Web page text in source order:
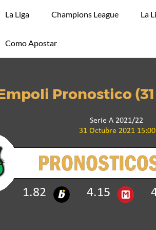
La Liga Champions League La
Como Apostar
Pronostico